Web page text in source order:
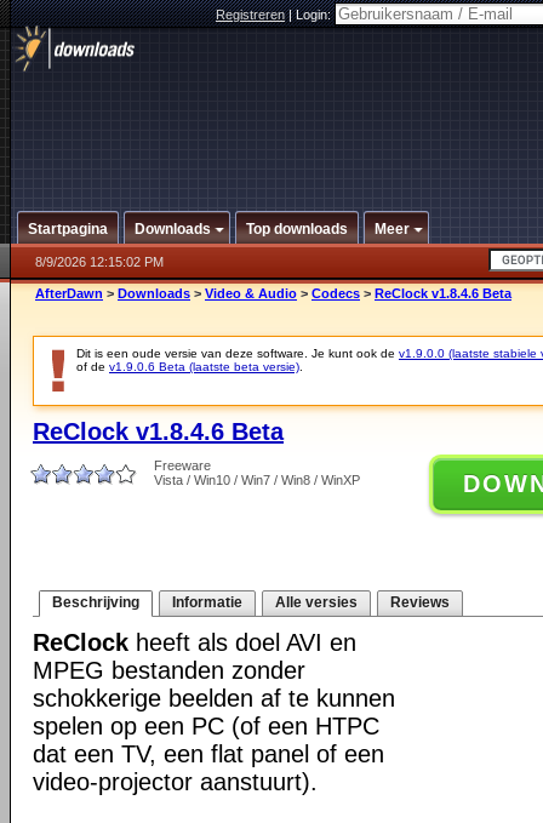
Registreren|Login:
Startpagina Downloads Top downloads Meer
8/9/2026 12:15:02 PM
AfterDawn > Downloads > Video & Audio > Codecs > ReClock v1.8.4.6 Beta
Dit is een oude versie van deze software. Je kunt ook de v1.9.0.0 (laatste stabiele
of de v1.9.0.6 Beta (laatste beta versie)
ReClock v1.8.4.6 Beta
Freeware
Vista / Win10 / Win7 / Win8 / WinXP
Beschrijving Informatie Alle versies Reviews
ReClock heeft als doel AVI en
MPEG bestanden zonder
schokkerige beelden af te kunnen
spelen op een PC (of een HTPC
dat een TV, een flat panel of een
video-projector aanstuurt).